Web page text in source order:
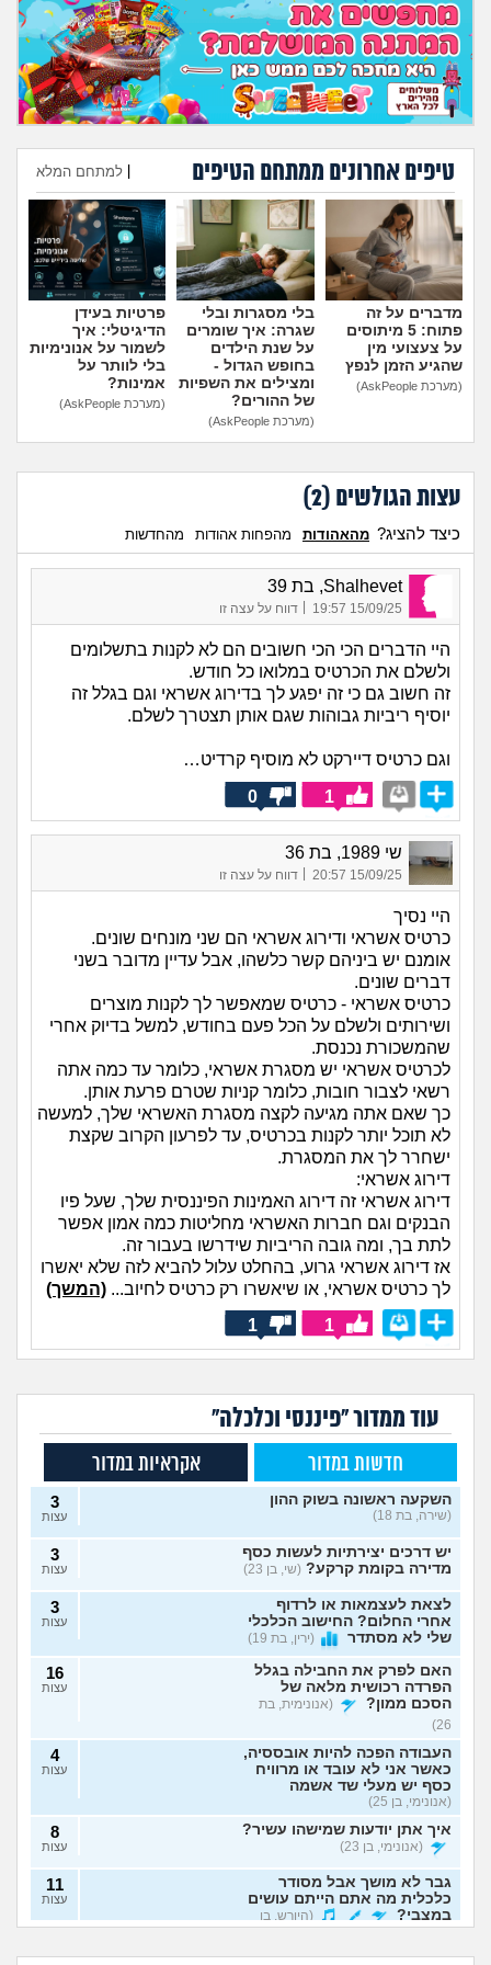
מה שעובר עליי
שומרים על הגוף
פיננסי וכלכלה
בין הסדינים
חיות מחמד
יוקר המחיה
גאווה
טיפים אחרונים ממתחם הטיפים למתחם המלא
הוספת טיפ
מדברים על זה
פתוח: 5 מיתוסים
על צעצועי מין
שהגיע הזמן לנפץ
(מערכת AskPeople)
בלי מסגרות ובלי
שגרה: איך שומרים
על שנת הילדים
בחופש הגדול -
ומצילים את השפיות
של ההורים?
(מערכת AskPeople)
פרטיות בעידן
הדיגיטלי: איך
לשמור על אנונימיות
בלי לוותר על
אמינות?
(מערכת AskPeople)
עצות הגולשים (2
)
כיצד להציג? מהאהודות מהפחות אהודות מהחדשות
Shalhevet, בת 39
15/09/25 19:57 דווח על עצה זו
היי הדברים הכי הכי חשובים הם לא לקנות בתשלומים
ולשלם את הכרטיס במלואו כל חודש.
זה חשוב גם כי זה יפגע לך בדירוג אשראי וגם בגלל זה
יוסיף ריביות גבוהות שגם אותן תצטרך לשלם.
וגם כרטיס דיירקט לא מוסיף קרדיט…
1
0
שי 1989, בת 36
15/09/25 20:57
| דווח על עצה זו
היי נסיך
כרטיס אשראי ודירוג אשראי הם שני מונחים שונים.
אומנם יש ביניהם קשר כלשהו, אבל עדיין מדובר בשני
דברים שונים.
כרטיס אשראי - כרטיס שמאפשר לך לקנות מוצרים
ושירותים ולשלם על הכל פעם בחודש, למשל בדיוק אחרי
שהמשכורת נכנסת.
לכרטיס אשראי יש מסגרת אשראי, כלומר עד כמה אתה
רשאי לצבור חובות, כלומר קניות שטרם פרעת אותן.
כך שאם אתה מגיעה לקצה מסגרת האשראי שלך, למעשה
לא תוכל יותר לקנות בכרטיס, עד לפרעון הקרוב שקצת
ישחרר לך את המסגרת.
דירוג אשראי:
דירוג אשראי זה דירוג האמינות הפיננסית שלך, שעל פיו
הבנקים וגם חברות האשראי מחליטות כמה אמון אפשר
לתת בך, ומה גובה הריביות שידרשו בעבור זה.
אז דירוג אשראי גרוע, בהחלט עלול להביא לזה שלא יאשרו
לך כרטיס אשראי, או שיאשרו רק כרטיס לחיוב... (המשך)
1
1
עוד ממדור "פיננסי וכלכלה"
חדשות במדור אקראיות במדור
השקעה ראשונה בשוק ההון
(שירה, בת 18)
3
עצות
יש דרכים יצירתיות לעשות כסף
מדירה בקומת קרקע? (שי, בן 23)
3
עצות
לצאת לעצמאות או לרדוף
אחרי החלום? החישוב הכלכלי
שלי לא מסתדר
(ירין, בת 19)
3
עצות
האם לפרק את החבילה בגלל
הפרדה רכושית מלאה של
הסכם ממון?
(אנונימית, בת
26)
16
עצות
העבודה הפכה להיות אובססיה,
כאשר אני לא עובד או מרוויח
כסף יש מעלי שד אשמה
(אנונימי, בן 25)
4
עצות
איך אתן יודעות שמישהו עשיר?
(אנונימי, בן 23)
8
עצות
גבר לא מושך אבל מסודר
כלכלית מה אתם הייתם עושים
במצבי?
(היורש, בן
11
עצות
יש לי הרבה הוצאות,
מהפנסיה?
אמורה לקבל ירושה
בן זוגי, מה לעשות?
אפשרי לפתוח עסק
חסכתי רבע מיליון